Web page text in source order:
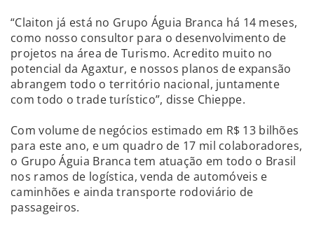
“Claiton já está no Grupo Águia Branca há 14 meses,
como nosso consultor para o desenvolvimento de
projetos na área de Turismo. Acredito muito no
potencial da Agaxtur, e nossos planos de expansão
abrangem todo o território nacional, juntamente
com todo o trade turístico”, disse Chieppe.
Com volume de negócios estimado em R$ 13 bilhões
para este ano, e um quadro de 17 mil colaboradores,
o Grupo Águia Branca tem atuação em todo o Brasil
nos ramos de logística, venda de automóveis e
caminhões e ainda transporte rodoviário de
passageiros.